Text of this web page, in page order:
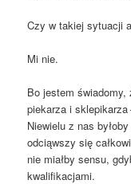
Czy w takiej sytu­acji
Mi nie.
Bo jestem
pie­ka­rza i
Nie­wie­lu z nas
odciąw­szy się
nie miał­by sen­su,
kwalifikacjami.